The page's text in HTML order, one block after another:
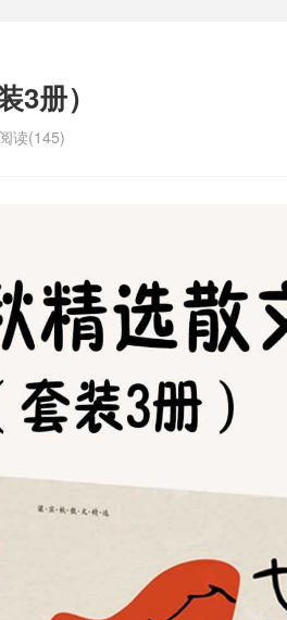
3册）
阅读(145)